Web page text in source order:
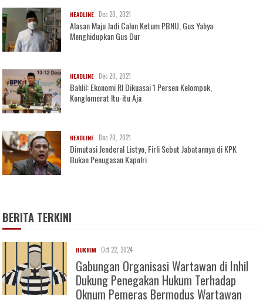
HEADLINE Dec 20, 2021
Alasan Maju Jadi Calon Ketum PBNU, Gus Yahya:
Menghidupkan Gus Dur
HEADLINE Dec 20, 2021
Bahlil: Ekonomi RI Dikuasai 1 Persen Kelompok,
Konglomerat Itu-itu Aja
HEADLINE Dec 20, 2021
Dimutasi Jenderal Listyo, Firli Sebut Jabatannya di KPK
Bukan Penugasan Kapolri
BERITA TERKINI
HUKRIM Oct 22, 2024
Gabungan Organisasi Wartawan di Inhil
Dukung Penegakan Hukum Terhadap
Oknum Pemeras Bermodus Wartawan